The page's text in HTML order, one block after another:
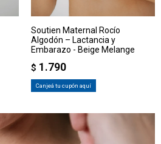
Soutien Maternal Rocío
Algodón – Lactancia y
Embarazo - Beige Melange
$ 1.790
Canjeá tu cupón aquí